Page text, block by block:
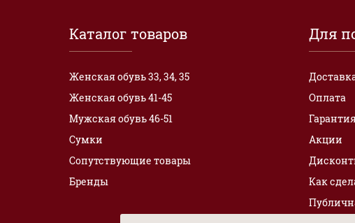
Каталог товаров
Женская обувь 33, 34, 35
Женская обувь 41-45
Мужская обувь 46-51
Сумки
Сопутствующие товары
Бренды
Для
Оплата
Акции
Как